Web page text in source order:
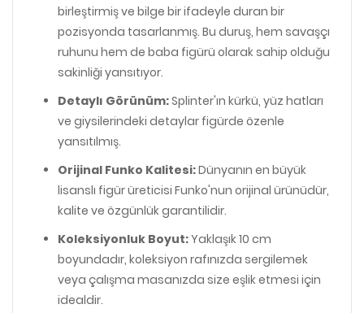
birleştirmiş ve bilge bir ifadeyle duran bir
pozisyonda tasarlanmış. Bu duruş, hem savaşçı
ruhunu hem de baba figürü olarak sahip olduğu
sakinliği yansıtıyor.
Detaylı Görünüm:Splinter'ın kürkü, yüz hatları
ve giysilerindeki detaylar figürde özenle
yansıtılmış.
Orijinal Funko Kalitesi:Dünyanın en büyük
lisanslı figür üreticisi Funko'nun orijinal ürünüdür,
kalite ve özgünlük garantilidir.
Koleksiyonluk Boyut:Yaklaşık 10 cm
boyundadır, koleksiyon rafınızda sergilemek
veya çalışma masanızda size eşlik etmesi için
idealdir.